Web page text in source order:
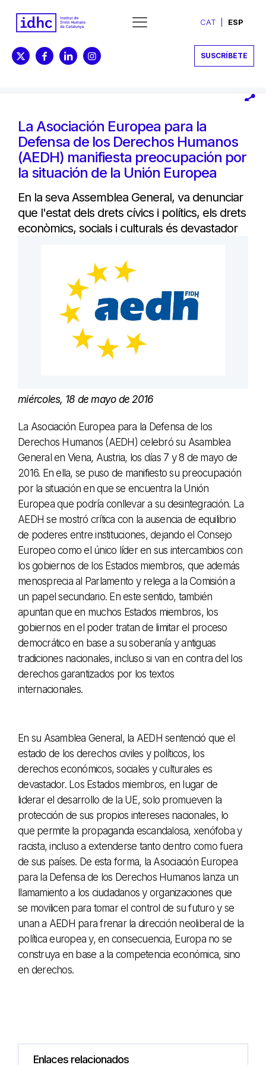
CAT ESP
SUSCRÍBETE
La Asociación Europea para la
Defensa de los Derechos Humanos
(AEDH) manifiesta preocupación por
la situación de la Unión Europea
En la seva Assemblea General, va denunciar
que l'estat dels drets cívics i polítics, els drets
econòmics, socials i culturals és devastador
miércoles, 18 de mayo de 2016
La Asociación Europea para la Defensa de los
Derechos Humanos (AEDH) celebró su Asamblea
General en Viena, Austria, los días 7 y 8 de mayo de
2016. En ella, se puso de manifiesto su preocupación
por la situación en que se encuentra la Unión
Europea que podría conllevar a su desintegración. La
AEDH se mostró crítica con la ausencia de equilibrio
de poderes entre instituciones, dejando el Consejo
Europeo como el único líder en sus intercambios con
los gobiernos de los Estados miembros, que además
menosprecia al Parlamento y relega a la Comisión a
un papel secundario. En este sentido, también
apuntan que en muchos Estados miembros, los
gobiernos en el poder tratan de limitar el proceso
democrático en base a su soberanía y antiguas
tradiciones nacionales, incluso si van en contra del los
derechos garantizados por los textos
internacionales.
En su Asamblea General, la AEDH sentenció que el
estado de los derechos civiles y políticos, los
derechos económicos, sociales y culturales es
devastador. Los Estados miembros, en lugar de
liderar el desarrollo de la UE, solo promueven la
protección de sus propios intereses nacionales, lo
que permite la propaganda escandalosa, xenófoba y
racista, incluso a extenderse tanto dentro como fuera
de sus países. De esta forma, la Asociación Europea
para la Defensa de los Derechos Humanos lanza un
llamamiento a los ciudadanos y organizaciones que
se movilicen para tomar el control de su futuro y se
unan a AEDH para frenar la dirección neoliberal de la
política europea y, en consecuencia, Europa no se
construya en base a la competencia económica, sino
en derechos.
Enlaces relacionados